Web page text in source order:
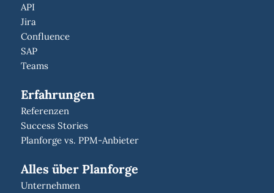
API
Jira
Confluence
SAP
Teams
Erfahrungen
Referenzen
Success Stories
Planforge vs. PPM-Anbieter
Alles über Planforge
Unternehmen